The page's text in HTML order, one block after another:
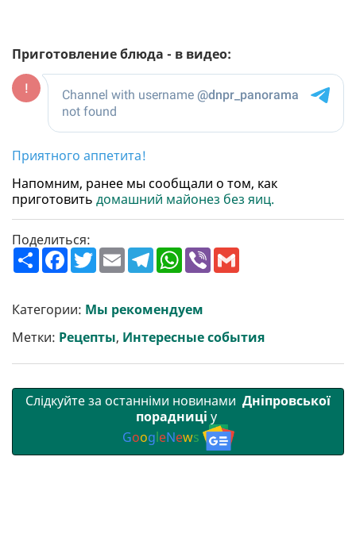
Приготовление блюда - в видео:
Приятного аппетита!
Напомним, ранее мы сообщали о том, как
приготовить домашний майонез без яиц.
Поделиться:
П
о
р
и
т
и
F
a
b
o
o
k
T
w
t
e
r
E
m
l
T
e
g
r
a
m
W
h
s
A
p
p
V
Категории: Мы рекомендуем
Метки: Рецепты, Интересные события
Слідкуйте за останніми новинами Дніпровської
порадниці у
GoogleNews